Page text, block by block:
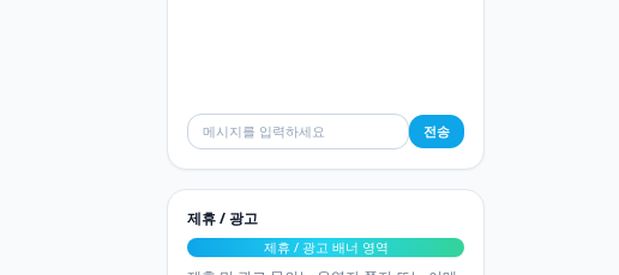
전송
제휴 / 광고
제휴 / 광고 배너 영역